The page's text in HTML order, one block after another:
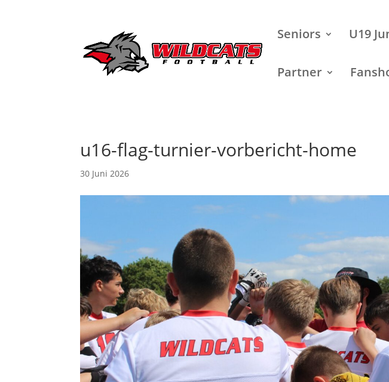
Seniors U19
Partner
u16-flag-turnier-vorbericht-home
30 Juni 2026